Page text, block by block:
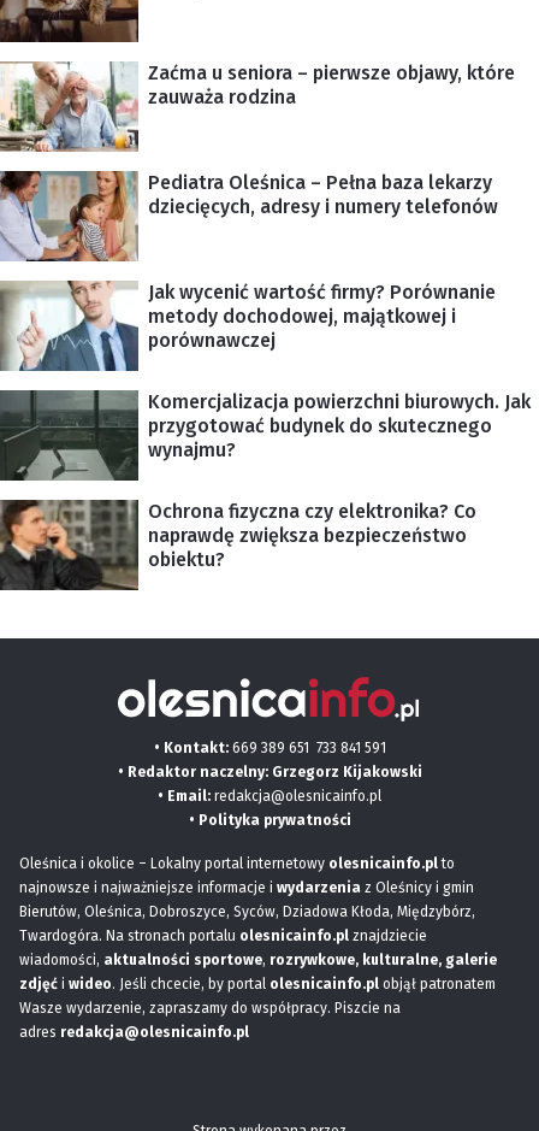
Zaćma u seniora – pierwsze objawy, które
zauważa rodzina
Pediatra Oleśnica – Pełna baza lekarzy
dziecięcych, adresy i numery telefonów
Jak wycenić wartość firmy? Porównanie
metody dochodowej, majątkowej i
porównawczej
Komercjalizacja powierzchni biurowych. Jak
przygotować budynek do skutecznego
wynajmu?
Ochrona fizyczna czy elektronika? Co
naprawdę zwiększa bezpieczeństwo
obiektu?
• Kontakt: 669 389 651 733 841 591
• Redaktor naczelny: Grzegorz Kijakowski
• Email: redakcja@olesnicainfo.pl
• Polityka prywatności
Oleśnica i okolice – Lokalny portal internetowy olesnicainfo.plto
najnowsze i najważniejsze informacje i wydarzenia z Oleśnicy i gmin
Bierutów, Oleśnica, Dobroszyce, Syców, Dziadowa Kłoda, Międzybórz,
Twardogóra. Na stronach portalu olesnicainfo.pl znajdziecie
wiadomości, aktualności sportowe, rozrywkowe, kulturalne, galerie
zdjęć i wideo. Jeśli chcecie, by portal olesnicainfo.pl objął patronatem
Wasze wydarzenie, zapraszamy do współpracy. Piszcie na
adres redakcja@olesnicainfo.pl